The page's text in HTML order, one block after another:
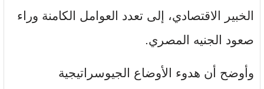
الخبير الاقتصادي، إلى تعدد العوامل الكامنة وراء
صعود الجنيه المصري.
وأوضح أن هدوء الأوضاع الجيوسراتيجية